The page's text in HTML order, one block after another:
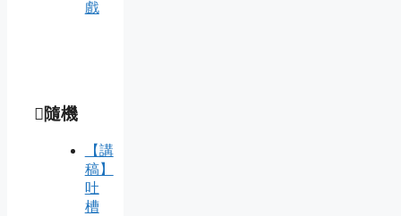
戲
隨機
【講
稿】
吐
槽